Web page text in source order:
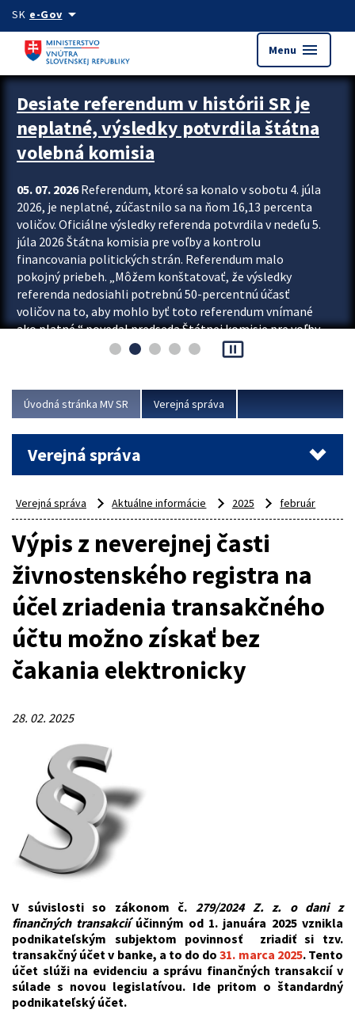
Preskocit na hlavný obsah
SK e-Govarrow_drop_down
Menu menu
Zastavit automatický posun upútavok
Desiate referendum v histórii SR je
neplatné, výsledky potvrdila štátna
volebná komisia
05. 07. 2026Referendum, ktoré sa konalo v sobotu 4. júla
2026, je neplatné, zúčastnilo sa na ňom 16,13 percenta
voličov. Oficiálne výsledky referenda potvrdila v nedeľu 5.
júla 2026 Štátna komisia pre voľby a kontrolu
financovania politických strán. Referendum malo
pokojný priebeh. „Môžem konštatovať, že výsledky
referenda nedosiahli potrebnú 50-percentnú účasť
voličov na to, aby mohlo byť toto referendum vnímané
ako platné,“ povedal predseda Štátnej komisie pre voľby
a kontrolu financovania politických...
pause_presentation
Úvodná stránka MV SR Verejná správa
Verejná správa
Verejná správa Aktuálne informácie 2025 február
Výpis z neverejnej časti
živnostenského registra na
účel zriadenia transakčného
účtu možno získať bez
čakania elektronicky
28. 02. 2025
V súvislosti so zákonom č. 279/2024 Z. z. o dani z
finančných transakciíúčinným od 1. januára 2025 vznikla
podnikateľským subjektom povinnosť zriadiť si tzv.
transakčný účet v banke, a to do do31. marca 2025. Tento
účet slúži na evidenciu a správu finančných transakcií v
súlade s novou legislatívou. Ide pritom o štandardný
podnikateľský účet.